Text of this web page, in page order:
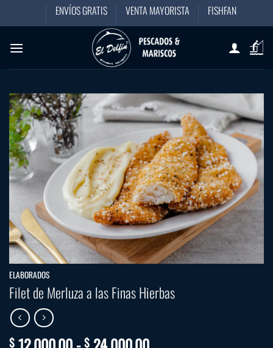
ENVÍOS GRATIS VENTA MAYORISTA FISHFAN
ELABORADOS
Filet de Merluza a las Finas Hierbas
$ $